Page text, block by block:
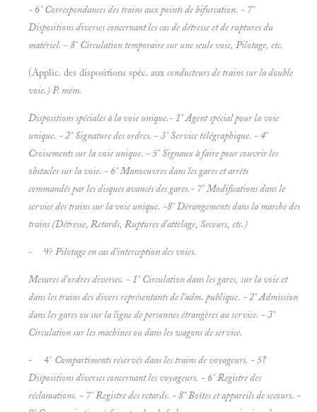
- 6°Correspondances des trains aux points de bifurcation. - 7°
Dispositions diverses concernant les cas de détresse et de ruptures du
matériel. - 8° Circulation temporaire sur une seule voie, Pilotage, etc.
(Applic. des dispositions spéc. aux conducteurs de trains sur la double
voie.) P. mém.
Dispositions spéciales à la voie unique.- 1° Agent spécial pour lavoie
unique. - 2°Signature des ordres. - 3° Servicetélégraphique. - 4°
Croisements sur lavoie unique. - 5°Signaux à faire pour couvrir les
obstacles sur la voie. - 6°Manoeuvres dans les gares etarrêts
commandés par lesdisques avancés des gares.- 7° Modifications dans le
service des trains sur lavoie unique. -8° Dérangements dans la marche des
trains (Détresse, Retards, Ruptures d'attelage, Secours, etc.)
- 9? Pilotage en cas d'interception des voies.
Mesures d'ordres diverses. - 1°Circulation dans les gares, sur la voie et
dans les trains des divers représentants de l'adm. publique. - 2° Admission
dans les gares ou sur la ligne de personnes étrangères au service. - 3°
Circulation sur les machines ou dans les wagons de service.
- 4° Compartiments réservés dans les trains de voyageurs. - 5?
Dispositions diverses concernant les voyageurs. - 6° Registre des
réclamations. - 7° Registre des retards. - 8° Boîtes etappareils de secours. -